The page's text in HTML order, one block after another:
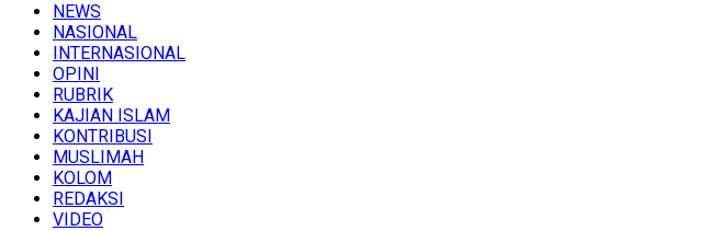
NEWS
NASIONAL
INTERNASIONAL
OPINI
RUBRIK
KAJIAN ISLAM
KONTRIBUSI
MUSLIMAH
KOLOM
REDAKSI
VIDEO